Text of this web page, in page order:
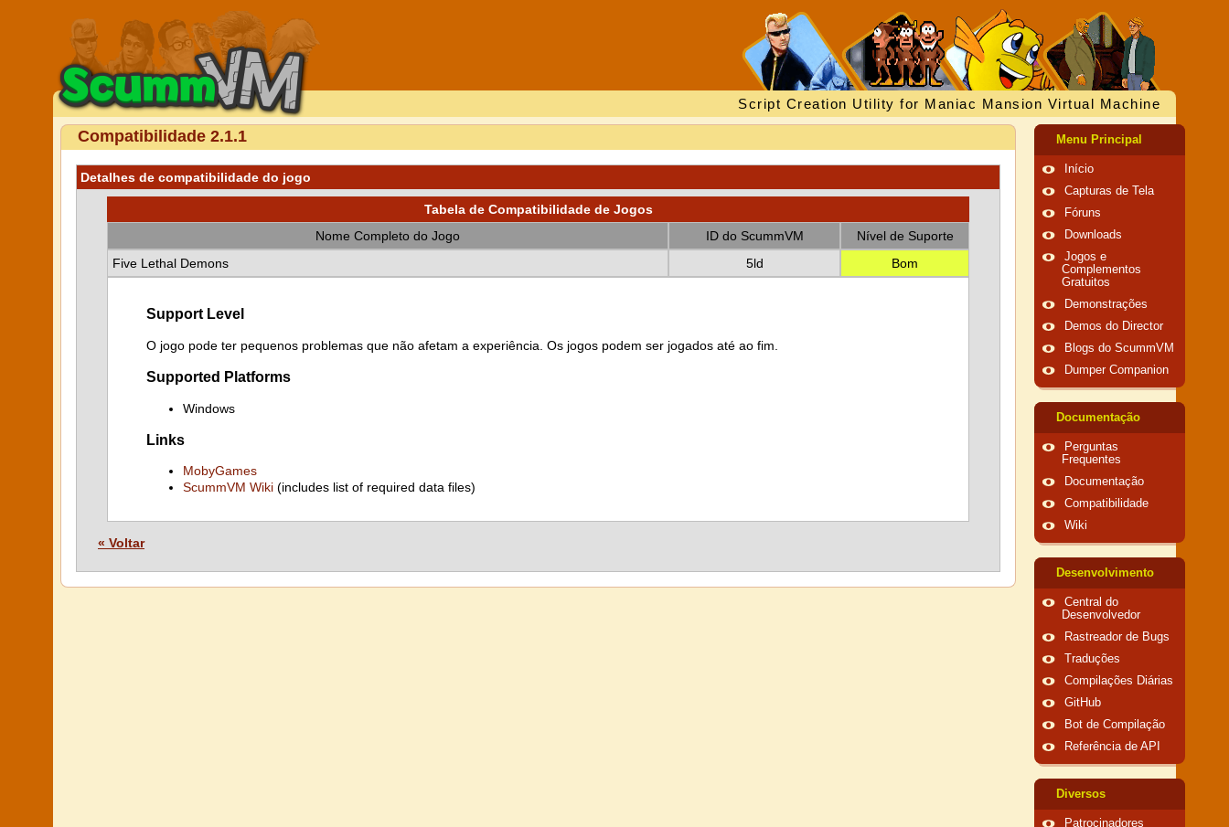
Script Creation Utility for Maniac Mansion Virtual Machine
Compatibilidade 2.1.1
Detalhes de compatibilidade do jogo
Tabela de Compatibilidade de Jogos
Nome Completo do Jogo
ID do ScummVM
Nível de Suporte
Five Lethal Demons
5ld Bom
Support Level
O jogo pode ter pequenos problemas que não afetam a experiência. Os jogos podem ser jogados até ao fim.
Supported Platforms
Windows
Links
MobyGames
ScummVM Wiki (includes list of required data files)
« Voltar
Menu Principal
Início
Capturas de Tela
Fóruns
Downloads
Jogos e
Complementos
Gratuitos
Demonstrações
Demos do Director
Blogs do ScummVM
Dumper Companion
Documentação
Perguntas
Frequentes
Documentação
Compatibilidade
Wiki
Desenvolvimento
Central do
Desenvolvedor
Rastreador de Bugs
Traduções
Compilações Diárias
GitHub
Bot de Compilação
Referência de API
Diversos
Patrocinadores